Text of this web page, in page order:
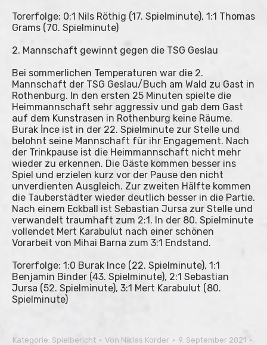
Torerfolge: 0:1 Nils Röthig (17. Spielminute), 1:1 Thomas
Grams (70. Spielminute)
2. Mannschaft gewinnt gegen die TSG Geslau
Bei sommerlichen Temperaturen war die 2.
Mannschaft der TSG Geslau/Buch am Wald zu Gast in
Rothenburg. In den ersten 25 Minuten spielte die
Heimmannschaft sehr aggressiv und gab dem Gast
auf dem Kunstrasen in Rothenburg keine Räume.
Burak İnce ist in der 22. Spielminute zur Stelle und
belohnt seine Mannschaft für ihr Engagement. Nach
der Trinkpause ist die Heimmannschaft nicht mehr
wieder zu erkennen. Die Gäste kommen besser ins
Spiel und erzielen kurz vor der Pause den nicht
unverdienten Ausgleich. Zur zweiten Hälfte kommen
die Tauberstädter wieder deutlich besser in die Partie.
Nach einem Eckball ist Sebastian Jursa zur Stelle und
verwandelt traumhaft zum 2:1. In der 80. Spielminute
vollendet Mert Karabulut nach einer schönen
Vorarbeit von Mihai Barna zum 3:1 Endstand.
Torerfolge: 1:0 Burak Ince (22. Spielminute), 1:1
Benjamin Binder (43. Spielminute), 2:1 Sebastian
Jursa (52. Spielminute), 3:1 Mert Karabulut (80.
Spielminute)
Kategorie: Spielbericht Von Niklas Korder
9. September 2021